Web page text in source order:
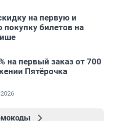
на первую и
покупку билетов на
на первый заказ от 700
Пятёрочка